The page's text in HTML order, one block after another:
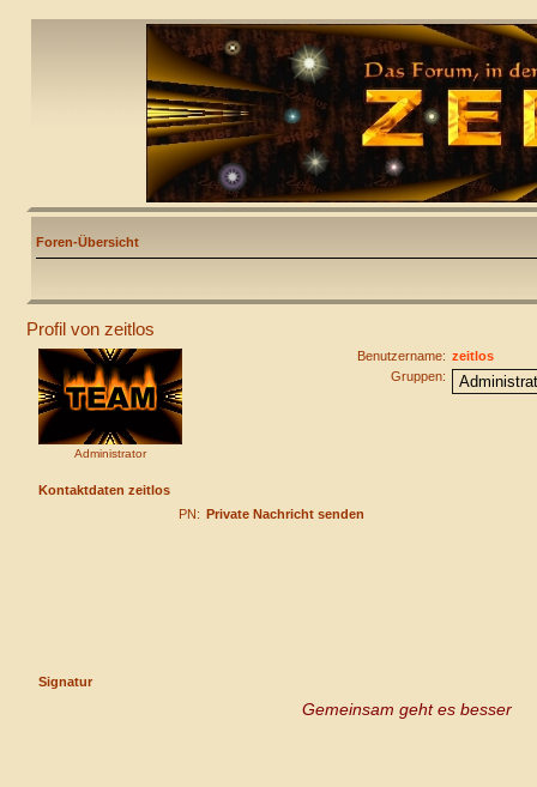
Foren-Übersicht
Profil von zeitlos
Administrator
Benutzername: zeitlos
Gruppen:
Kontaktdaten zeitlos
PN: Private Nachricht senden
Signatur
Gemeinsam geht es besser